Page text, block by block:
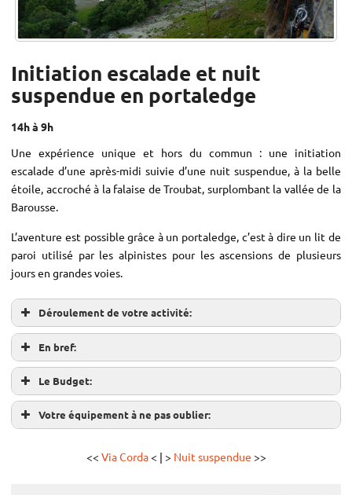
Initiation escalade et nuit
suspendue en portaledge
14h à 9h
Une expérience unique et hors du commun : une initiation
escalade d’une après-midi suivie d’une nuit suspendue, à la belle
étoile, accroché à la falaise de Troubat, surplombant la vallée de la
Barousse.
L’aventure est possible grâce à un portaledge, c’est à dire un lit de
paroi utilisé par les alpinistes pour les ascensions de plusieurs
jours en grandes voies.
Déroulement de votre activité:
En bref:
Le Budget:
Votre équipement à ne pas oublier:
<< Via Corda< | > Nuit suspendue >>